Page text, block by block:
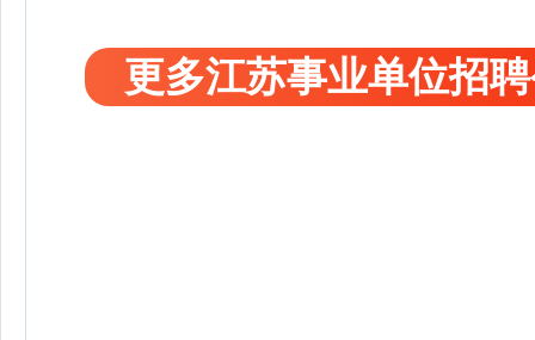
更多江苏事业单位招